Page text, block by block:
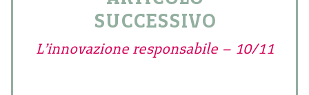
SUCCESSIVO
L’innovazione responsabile – 10/11